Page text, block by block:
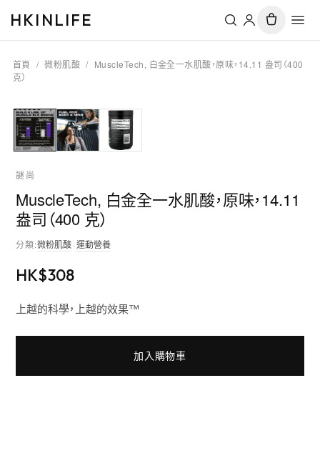
HKINLIFE
首頁 / 微粉肌酸 / MuscleTech, 白金全一水肌酸，原味，14.11 盎司（400
克）
謎尚
MuscleTech, 白金全一水肌酸，原味，14.11
盎司（400 克）
分類:微粉肌酸·運動營養
HK$308
上越的科學，上越的效果™
加入購物車